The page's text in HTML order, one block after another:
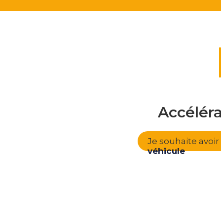
Je souhaite
véhicule